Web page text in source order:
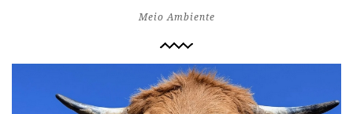
Meio Ambiente